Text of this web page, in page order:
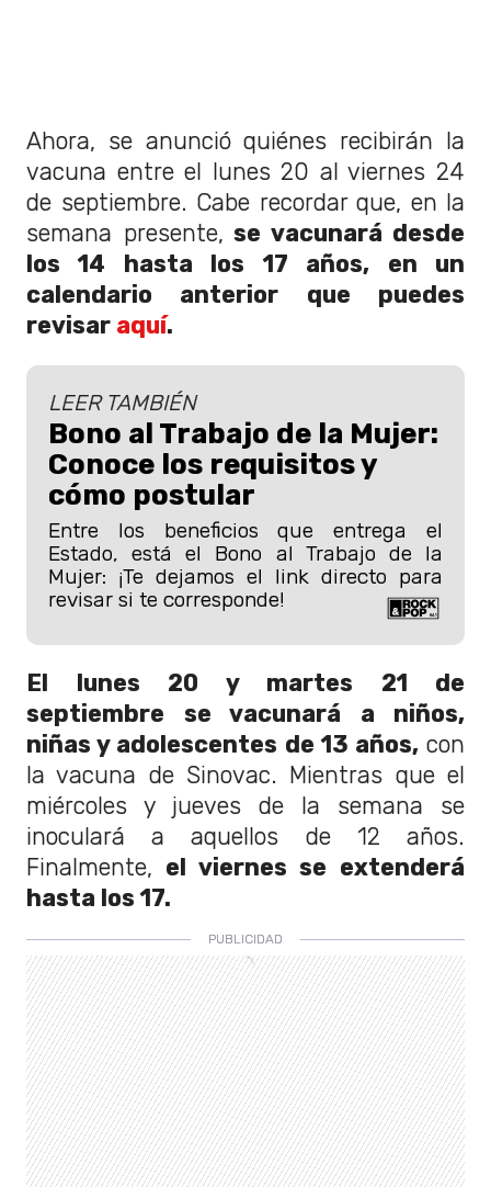
Ahora, se anunció quiénes recibirán la
vacuna entre el lunes 20 al viernes 24
de septiembre. Cabe recordar que, en la
semana presente, se vacunará desde
los 14 hasta los 17 años, en un
calendario anterior que puedes
revisar aquí.
LEER TAMBIÉN
Bono al Trabajo de la Mujer:
Conoce los requisitos y
cómo postular
Entre los beneficios que entrega el
Estado, está el Bono al Trabajo de la
Mujer: ¡Te dejamos el link directo para
revisar si te corresponde!
El lunes 20 y martes 21 de
septiembre se vacunará a niños,
niñas y adolescentes de 13 años,con
la vacuna de Sinovac. Mientras que el
miércoles y jueves de la semana se
inoculará a aquellos de 12 años.
Finalmente, el viernes se extenderá
hasta los 17.